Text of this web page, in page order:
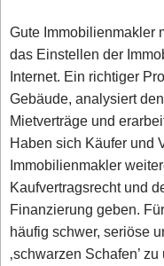
Gute Immobilienmakler
das Einstellen der
Internet. Ein richtiger
Gebäude, analysiert
Mietverträge und
Haben sich Käufer und
Immobilienmakler
Kaufvertragsrecht und
Finanzierung geben.
häufig schwer, seriöse
‚schwarzen Schafen’